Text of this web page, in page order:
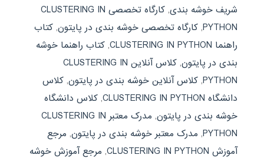
شریف خوشه بندی,
کارگاه تخصصی CLUSTERING IN
PYTHON
, کارگاه تخصصی خوشه بندی در پایتون, کتاب
راهنما CLUSTERING IN PYTHON
, کتاب راهنما خوشه
بندی در پایتون,
کلاس آنلاین CLUSTERING IN
PYTHON
, کلاس آنلاین خوشه بندی در پایتون, کلاس
دانشگاه CLUSTERING IN PYTHON
, کلاس دانشگاه
خوشه بندی در پایتون,
مدرک معتبر CLUSTERING IN
PYTHON
, مدرک معتبر خوشه بندی در پایتون, مرجع
آموزش CLUSTERING IN PYTHON
, مرجع آموزش خوشه